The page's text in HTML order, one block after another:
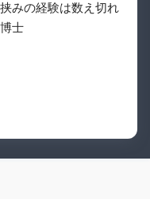
みの経験は数え切れ
士